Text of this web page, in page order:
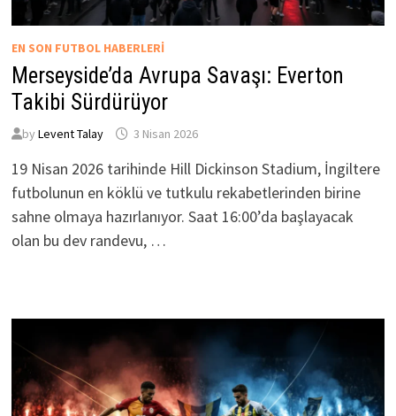
EN SON FUTBOL HABERLERI
Merseyside’da Avrupa Savaşı: Everton
Takibi Sürdürüyor
by Levent Talay 3 Nisan 2026
19 Nisan 2026 tarihinde Hill Dickinson Stadium, İngiltere
futbolunun en köklü ve tutkulu rekabetlerinden birine
sahne olmaya hazırlanıyor. Saat 16:00’da başlayacak
olan bu dev randevu, …